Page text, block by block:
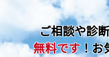
ご相談や診
無料です！お